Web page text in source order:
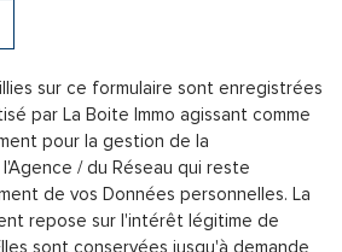
sur ce formulaire sont enregistrées
par La Boite Immo agissant comme
pour la gestion de la
/ du Réseau qui reste
de vos Données personnelles. La
repose sur l'intérêt légitime de
sont conservées jusqu'à demande